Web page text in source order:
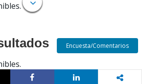
Encuesta/Comentarios